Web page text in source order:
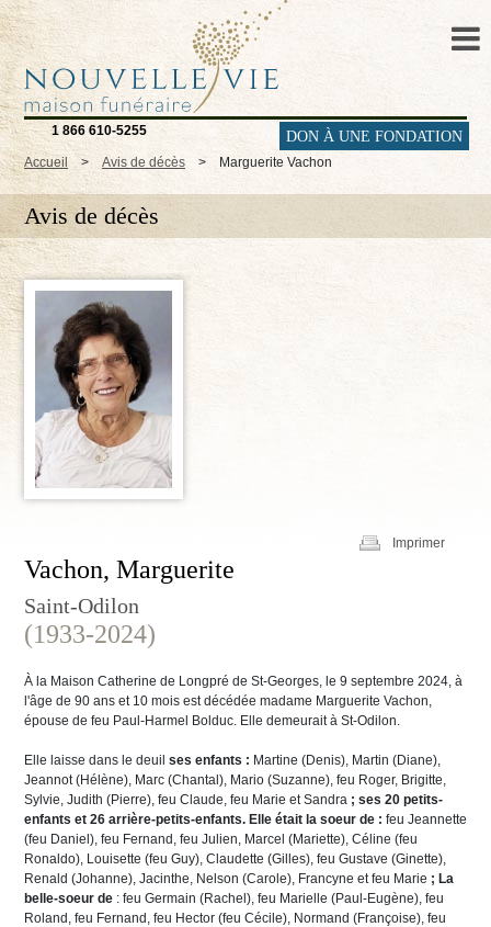
1 866 610-5255 DON À UNE FONDATION
Accueil > Avis de décès > Marguerite Vachon
Avis de décès
Imprimer
Vachon, Marguerite
Saint-Odilon
(1933-2024)
À la Maison Catherine de Longpré de St-Georges, le 9 septembre 2024, à
l'âge de 90 ans et 10 mois est décédée madame Marguerite Vachon,
épouse de feu Paul-Harmel Bolduc. Elle demeurait à St-Odilon.
Elle laisse dans le deuil ses enfants : Martine (Denis), Martin (Diane),
Jeannot (Hélène), Marc (Chantal), Mario (Suzanne), feu Roger, Brigitte,
Sylvie, Judith (Pierre), feu Claude, feu Marie et Sandra ; ses 20 petits-
enfants et 26 arrière-petits-enfants. Elle était la soeur de : feu Jeannette
(feu Daniel), feu Fernand, feu Julien, Marcel (Mariette), Céline (feu
Ronaldo), Louisette (feu Guy), Claudette (Gilles), feu Gustave (Ginette),
Renald (Johanne), Jacinthe, Nelson (Carole), Francyne et feu Marie ; La
belle-soeur de : feu Germain (Rachel), feu Marielle (Paul-Eugène), feu
Roland, feu Fernand, feu Hector (feu Cécile), Normand (Françoise), feu